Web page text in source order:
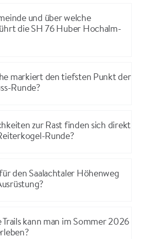
und über welche
die SH 76 Huber Hochalm-
markiert den tiefsten Punkt der
Runde?
zur Rast finden sich direkt
Runde?
den Saalachtaler Höhenweg
Trails kann man im Sommer 2026